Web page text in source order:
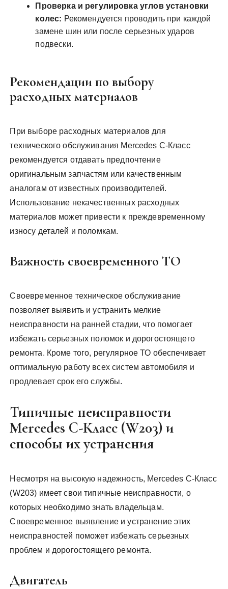
Проверка и регулировка углов установки
колес: Рекомендуется проводить при каждой
замене шин или после серьезных ударов
подвески.
Рекомендации по выбору
расходных материалов
При выборе расходных материалов для
технического обслуживания Mercedes C-Класс
рекомендуется отдавать предпочтение
оригинальным запчастям или качественным
аналогам от известных производителей.
Использование некачественных расходных
материалов может привести к преждевременному
износу деталей и поломкам.
Важность своевременного ТО
Своевременное техническое обслуживание
позволяет выявить и устранить мелкие
неисправности на ранней стадии, что помогает
избежать серьезных поломок и дорогостоящего
ремонта. Кроме того, регулярное ТО обеспечивает
оптимальную работу всех систем автомобиля и
продлевает срок его службы.
Типичные неисправности
Mercedes C-Класс (W203) и
способы их устранения
Несмотря на высокую надежность, Mercedes C-Класс
(W203) имеет свои типичные неисправности, о
которых необходимо знать владельцам.
Своевременное выявление и устранение этих
неисправностей поможет избежать серьезных
проблем и дорогостоящего ремонта.
Двигатель